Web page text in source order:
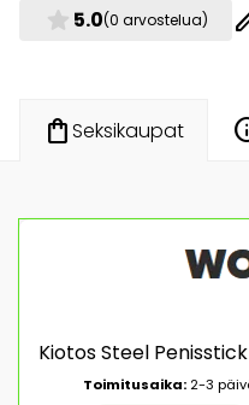
star 5.0(0 arvostelua)
shopping_bagSeksikaupat
Toimitusaika: 2-3